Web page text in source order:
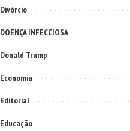
Divórcio
DOENÇA INFECCIOSA
Donald Trump
Economia
Editorial
Educação